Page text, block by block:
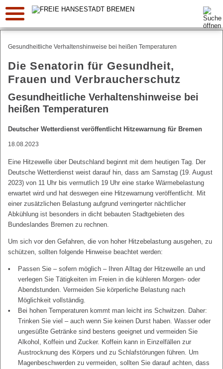
Suche:
Gesundheitliche Verhaltenshinweise bei heißen Temperaturen
Die Senatorin für Gesundheit,
Frauen und Verbraucherschutz
Gesundheitliche Verhaltenshinweise bei
heißen Temperaturen
Deutscher Wetterdienst veröffentlicht Hitzewarnung für Bremen
18.08.2023
Eine Hitzewelle über Deutschland beginnt mit dem heutigen Tag. Der
Deutsche Wetterdienst weist darauf hin, dass am Samstag (19. August
2023) von 11 Uhr bis vermutlich 19 Uhr eine starke Wärmebelastung
erwartet wird und hat deswegen eine Hitzewarnung veröffentlicht. Mit
einer zusätzlichen Belastung aufgrund verringerter nächtlicher
Abkühlung ist besonders in dicht bebauten Stadtgebieten des
Bundeslandes Bremen zu rechnen.
Um sich vor den Gefahren, die von hoher Hitzebelastung ausgehen, zu
schützen, sollten folgende Hinweise beachtet werden:
Passen Sie – sofern möglich – Ihren Alltag der Hitzewelle an und
verlegen Sie Tätigkeiten im Freien in die kühleren Morgen- oder
Abendstunden. Vermeiden Sie körperliche Belastung nach
Möglichkeit vollständig.
Bei hohen Temperaturen kommt man leicht ins Schwitzen. Daher:
Trinken Sie viel – auch wenn Sie keinen Durst haben. Wasser oder
ungesüßte Getränke sind bestens geeignet und vermeiden Sie
Alkohol, Koffein und Zucker. Koffein kann in Einzelfällen zur
Austrocknung des Körpers und zu Schlafstörungen führen. Um
Magenbeschwerden zu vermeiden, sollten Sie darauf achten, dass